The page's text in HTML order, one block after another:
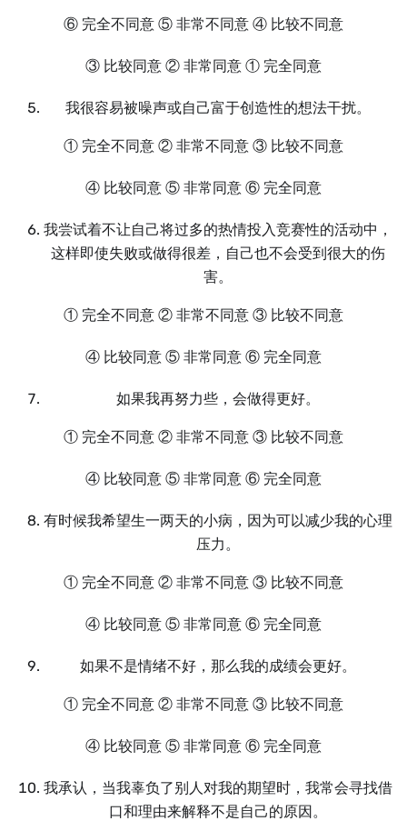
⑥ 完全不同意 ⑤ 非常不同意 ④ 比较不同意
③ 比较同意 ② 非常同意 ① 完全同意
我很容易被噪声或自己富于创造性的想法干扰。
① 完全不同意 ② 非常不同意 ③ 比较不同意
④ 比较同意 ⑤ 非常同意 ⑥ 完全同意
我尝试着不让自己将过多的热情投入竞赛性的活动中，
这样即使失败或做得很差，自己也不会受到很大的伤
害。
① 完全不同意 ② 非常不同意 ③ 比较不同意
④ 比较同意 ⑤ 非常同意 ⑥ 完全同意
如果我再努力些，会做得更好。
① 完全不同意 ② 非常不同意 ③ 比较不同意
④ 比较同意 ⑤ 非常同意 ⑥ 完全同意
有时候我希望生一两天的小病，因为可以减少我的心理
压力。
① 完全不同意 ② 非常不同意 ③ 比较不同意
④ 比较同意 ⑤ 非常同意 ⑥ 完全同意
如果不是情绪不好，那么我的成绩会更好。
① 完全不同意 ② 非常不同意 ③ 比较不同意
④ 比较同意 ⑤ 非常同意 ⑥ 完全同意
我承认，当我辜负了别人对我的期望时，我常会寻找借
口和理由来解释不是自己的原因。